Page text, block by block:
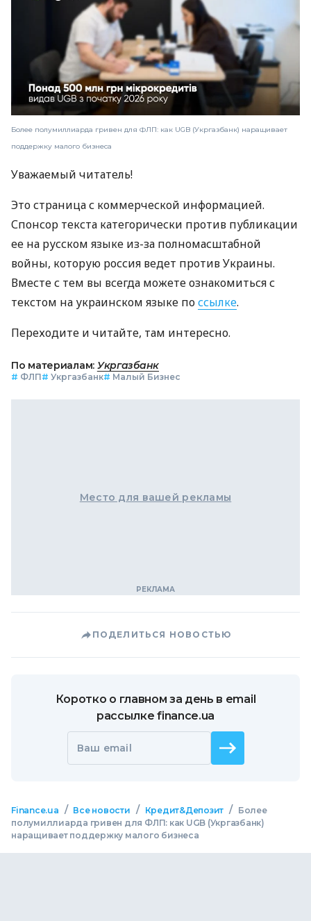
Более полумиллиарда гривен для ФЛП: как UGB (Укргазбанк) наращивает
поддержку малого бизнеса
Уважаемый читатель!
Это страница с коммерческой информацией.
Спонсор текста категорически против публикации
ее на русском языке из-за полномасштабной
войны, которую россия ведет против Украины.
Вместе с тем вы всегда можете ознакомиться с
текстом на украинском языке поссылке.
Переходите и читайте, там интересно.
По материалам: Укргазбанк
# ФЛП# Укргазбанк# Малый Бизнес
Место для вашей рекламы
ПОДЕЛИТЬСЯ НОВОСТЬЮ
Коротко о главном за день в email
рассылке finance.ua
Ваш email
Finance.ua / Все новости / Кредит&Депозит /
Более
полумиллиарда гривен для ФЛП: как UGB (Укргазбанк)
наращивает поддержку малого бизнеса